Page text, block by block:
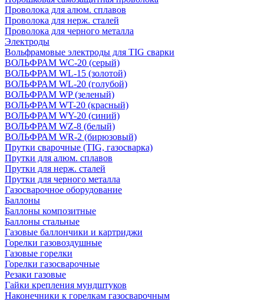
Проволока для алюм. сплавов
Проволока для нерж. сталей
Проволока для черного металла
Электроды
Вольфрамовые электроды для TIG сварки
ВОЛЬФРАМ WC-20 (серый)
ВОЛЬФРАМ WL-15 (золотой)
ВОЛЬФРАМ WL-20 (голубой)
ВОЛЬФРАМ WP (зеленый)
ВОЛЬФРАМ WT-20 (красный)
ВОЛЬФРАМ WY-20 (синий)
ВОЛЬФРАМ WZ-8 (белый)
ВОЛЬФРАМ WR-2 (бирюзовый)
Прутки сварочные (TIG, газосварка)
Прутки для алюм. сплавов
Прутки для нерж. сталей
Прутки для черного металла
Газосварочное оборудование
Баллоны
Баллоны композитные
Баллоны стальные
Газовые баллончики и картриджи
Горелки газовоздушные
Газовые горелки
Горелки газосварочные
Резаки газовые
Гайки крепления мундштуков
Наконечники к горелкам газосварочным